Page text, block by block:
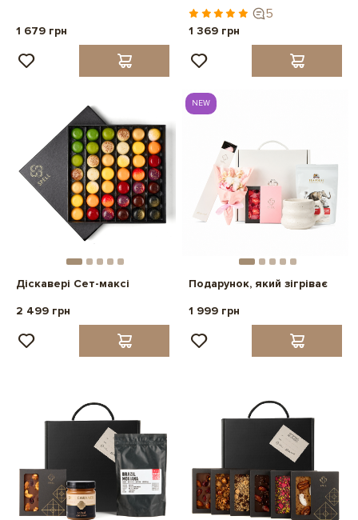
1 679 грн
5
1 369 грн
Діскавері Сет-максі
2 499 грн
NEW
Подарунок, який зігріває
1 999 грн